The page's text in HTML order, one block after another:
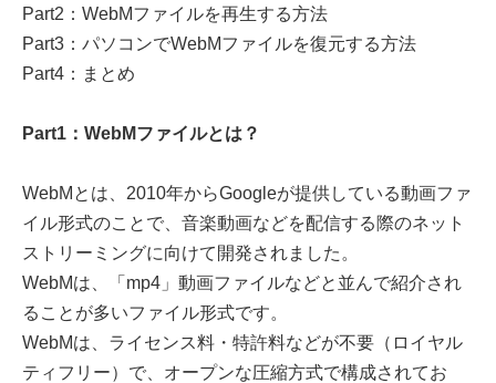
Part2：WebMファイルを再生する方法
Part3：パソコンでWebMファイルを復元する方法
Part4：まとめ
Part1：WebMファイルとは？
WebMとは、2010年からGoogleが提供している動画ファ
イル形式のことで、音楽動画などを配信する際のネット
ストリーミングに向けて開発されました。
WebMは、「mp4」動画ファイルなどと並んで紹介され
ることが多いファイル形式です。
WebMは、ライセンス料・特許料などが不要（ロイヤル
ティフリー）で、オープンな圧縮方式で構成されてお